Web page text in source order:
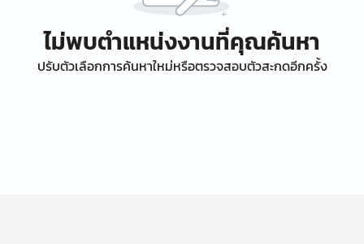
ไม่พบตำแหน่งงานที่คุณค้นหา
ปรับตัวเลือกการค้นหาใหม่หรือตรวจสอบตัวสะกดอีกครั้ง